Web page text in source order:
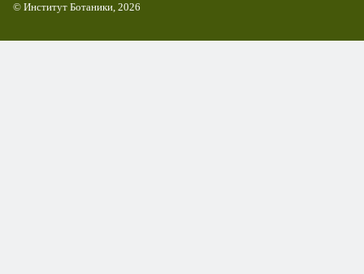
© Институт Ботаники, 2026